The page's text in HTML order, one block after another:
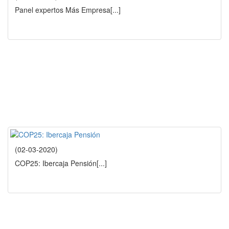
Panel expertos Más Empresa[...]
(02-03-2020)
COP25: Ibercaja Pensión[...]